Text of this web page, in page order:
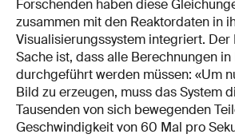
Forschenden haben diese
zusammen mit den Reaktordaten in
Visualisierungssystem integriert. Der
Sache ist, dass alle Berechnungen
durchgeführt werden müssen: «Um
Bild zu erzeugen, muss das System
Tausenden von sich bewegenden
Geschwindigkeit von 60 Mal pro